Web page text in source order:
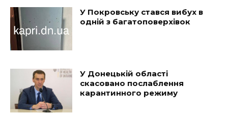
У Покровську стався вибух в
одній з багатоповерхівок
У Донецькій області
скасовано послаблення
карантинного режиму